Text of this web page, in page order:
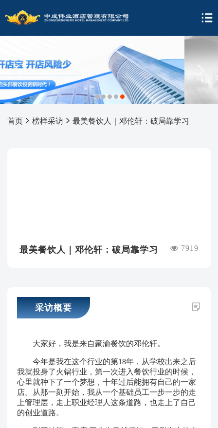
1 2
首页 榜样采访 最美餐饮人｜邓伦轩：破局靠学习
7919
最美餐饮人｜邓伦轩：破局靠学习
采访概要
大家好，我是来自豪渝餐饮的邓伦轩。
今年是我在这个行业的第18年，从学校出来之后
我就投身了火锅行业，第一次进入餐饮行业的时候，
心里就种下了一个梦想，十年过后能拥有自己的一家
店。从那一刻开始，我从一个基础员工一步一步的走
上管理层，走上职业经理人这条道路，也走上了自己
的创业道路。